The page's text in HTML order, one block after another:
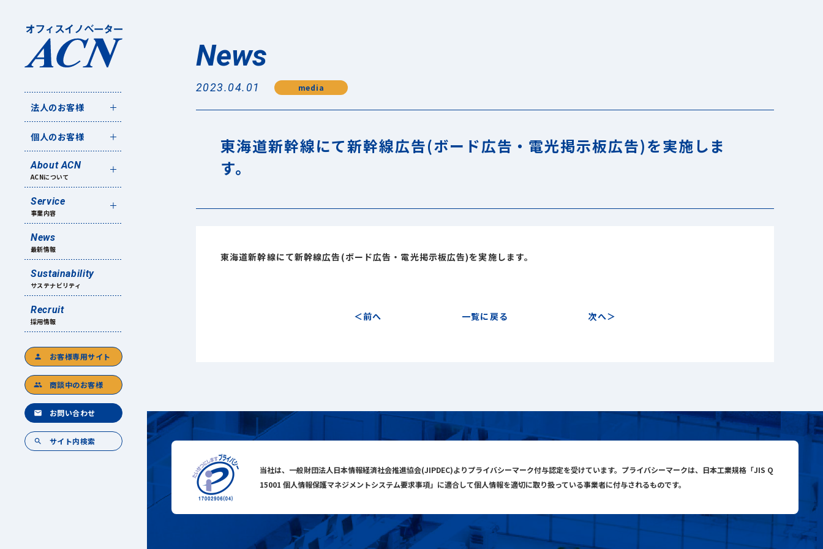
法人のお客様
個人のお客様
About ACN
ACNについて
Service
事業内容
News
最新情報
Sustainability
サステナビリティ
Recruit
採用情報
person お客様専用サイト
group 商談中のお客様
mail お問い合わせ
search サイト内検索
News
2023.04.01 media
東海道新幹線にて新幹線広告(ボード広告・電光掲示板広告)を実施しま
す。
東海道新幹線にて新幹線広告(ボード広告・電光掲示板広告)を実施します。
前へ 一覧に戻る 次へ
当社は、一般財団法人日本情報経済社会推進協会(JIPDEC)よりプライバシーマーク付与認定を受けています。プライバシーマークは、日本工業規格「JIS Q
15001 個人情報保護マネジメントシステム要求事項」に適合して個人情報を適切に取り扱っている事業者に付与されるものです。